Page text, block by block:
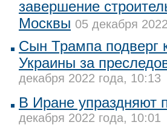
завершение
Москвы 05 декабря
Сын Трампа подверг
Украины за
декабря 2022 года, 10:13
В Иране упраздняют
декабря 2022 года, 10:01